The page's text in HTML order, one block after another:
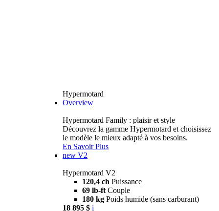
Hypermotard
Overview
Hypermotard Family : plaisir et style
Découvrez la gamme Hypermotard et choisissez
le modèle le mieux adapté à vos besoins.
En Savoir Plus
new V2
Hypermotard V2
120,4 ch Puissance
69 lb-ft Couple
180 kg Poids humide (sans carburant)
18 895 $ i